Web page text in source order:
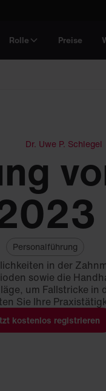
Rolle Preise
Dr. Uwe P. Schlegel
Personalführung
in der
sowie die
um Fallstricke
Sie Ihre
kostenlos registrieren